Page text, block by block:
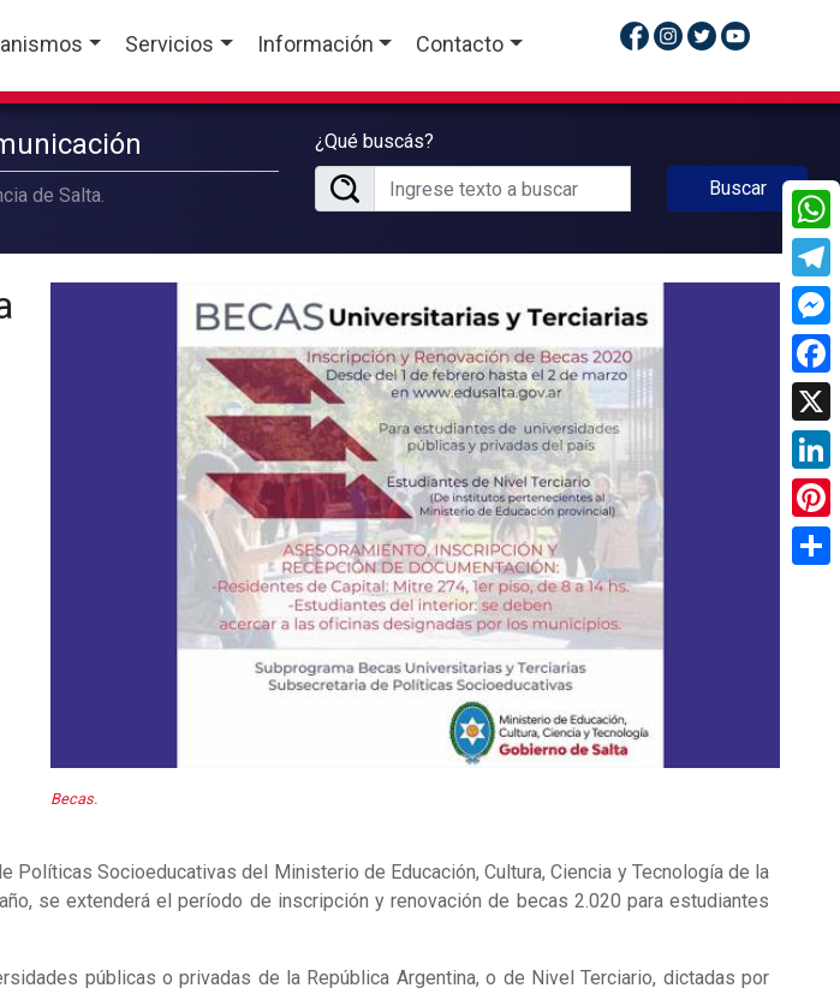
Servicios Información Contacto
de Salta.
¿Qué buscás?
Buscar
Becas.
Socioeducativas del Ministerio de Educación, Cultura, Ciencia y Tecnología de la
se extenderá el período de inscripción y renovación de becas 2.020 para estudiantes
públicas o privadas de la República Argentina, o de Nivel Terciario, dictadas por
X